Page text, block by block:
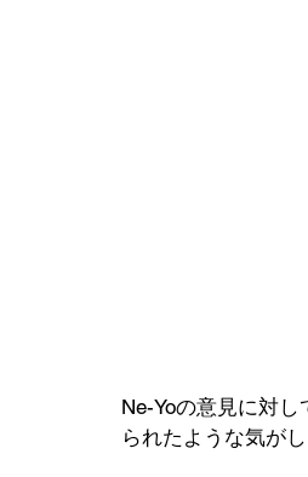
Ne-Yoの意見に対
られたような気がし